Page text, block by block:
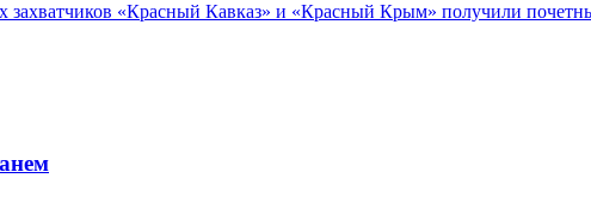
захватчиков «Красный Кавказ» и «Красный Крым» получили